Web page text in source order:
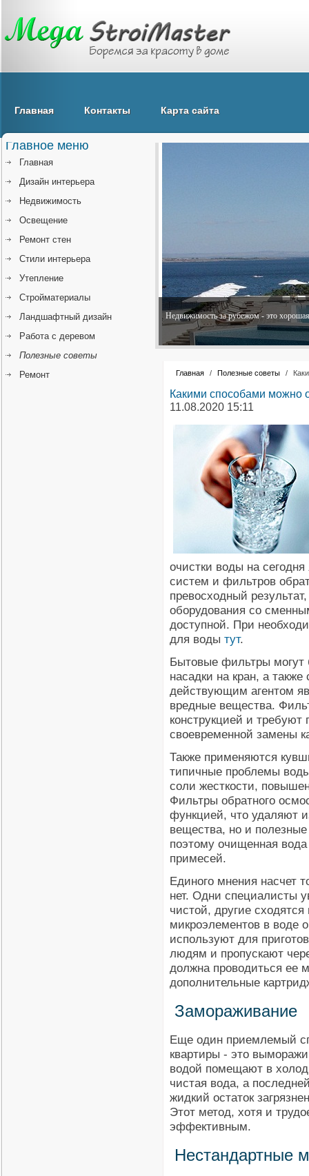
Главная Контакты Карта сайта
Недвижимость за рубежом - это
Главная / Полезные советы /
Какими способами можно
11.08.2020 15:11
очистки воды на
систем и фильтров
превосходный
оборудования со
доступной. При
для воды тут.
Бытовые фильтры могут
насадки на кран, а
действующим агентом
вредные вещества.
конструкцией и требуют
своевременной замены
Также применяются
типичные проблемы
соли жесткости,
Фильтры обратного
функцией, что удаляют
вещества, но и
поэтому очищенная
примесей.
Единого мнения насчет
нет. Одни специалисты
чистой, другие
микроэлементов в воде
используют для
людям и пропускают
должна проводиться ее
дополнительные
Замораживание
Еще один приемлемый
квартиры - это
водой помещают в
чистая вода, а
жидкий остаток
Этот метод, хотя и
эффективным.
Нестандартные
Главное меню
Главная
Дизайн интерьера
Недвижимость
Освещение
Ремонт стен
Стили интерьера
Утепление
Стройматериалы
Ландшафтный дизайн
Работа с деревом
Полезные советы
Ремонт